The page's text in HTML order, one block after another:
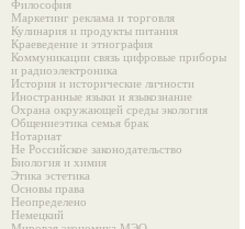
Философия
Маркетинг реклама и торговля
Кулинария и продукты питания
Краеведение и этнография
Коммуникации связь цифровые приборы
и радиоэлектроника
История и исторические личности
Иностранные языки и языкознание
Охрана окружающей среды экология
Общениеэтика семья брак
Нотариат
Не Российское законодательство
Биология и химия
Этика эстетика
Основы права
Неопределено
Немецкий